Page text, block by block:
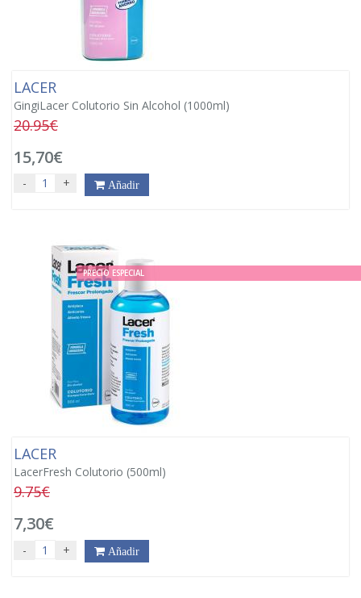
LACER
GingiLacer Colutorio Sin Alcohol (1000ml)
20.95€
15,70€
- + Añadir
PRECIO ESPECIAL
LACER
LacerFresh Colutorio (500ml)
9.75€
7,30€
- + Añadir